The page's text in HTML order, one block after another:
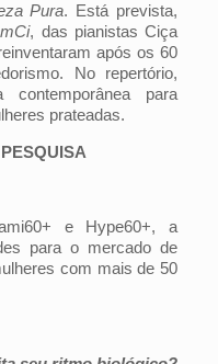
Pura. Está prevista,
, das pianistas Ciça
após os 60
No repertório,
contemporânea para
prateadas.
e Hype60+, a
para o mercado de
com mais de 50